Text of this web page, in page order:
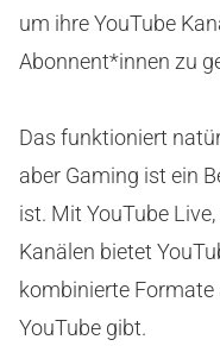
um ihre YouTube
Abonnent*innen zu
Das funktioniert
aber Gaming ist ein
ist. Mit YouTube
Kanälen bietet
kombinierte Formate
YouTube gibt.